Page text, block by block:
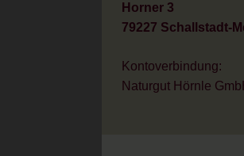
Horner 3
79227 Schallstadt-
Kontoverbindung:
Naturgut Hörnle